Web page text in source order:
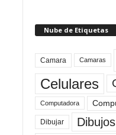
Nube de Etiquetas
Camara Camaras
Celulares
Computadora
Dibujar Dibujos